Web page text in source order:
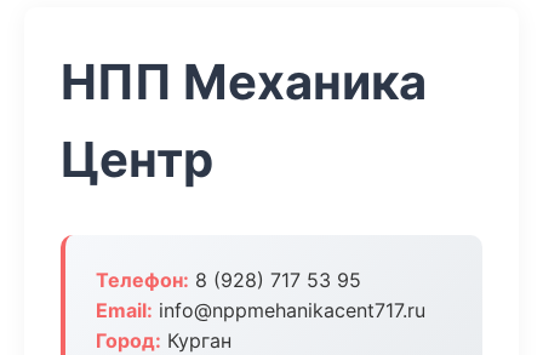
НПП Механика
Центр
Телефон: 8 (928) 717 53 95
Email: info@nppmehanikacent717.ru
Город: Курган